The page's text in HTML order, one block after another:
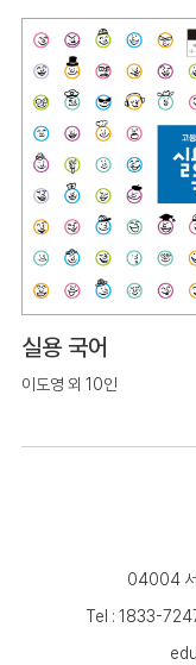
실용 국어
이도영 외 10인
04004 서
Tel : 1833-